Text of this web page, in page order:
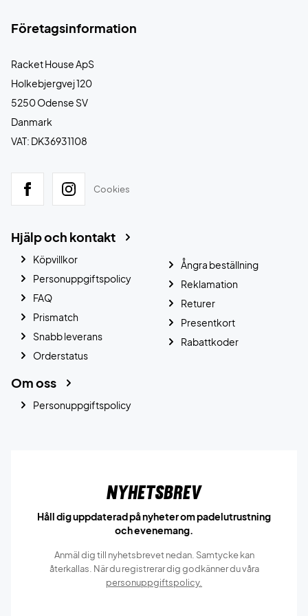
Företagsinformation
Racket House ApS
Holkebjergvej 120
5250 Odense SV
Danmark
VAT: DK36931108
Cookies
Hjälp och kontakt
Köpvillkor
Personuppgiftspolicy
FAQ
Prismatch
Snabb leverans
Orderstatus
Ångra beställning
Reklamation
Returer
Presentkort
Rabattkoder
Om oss
Personuppgiftspolicy
Nyhetsbrev
Håll dig uppdaterad på nyheter om padelutrustning
och evenemang.
Anmäl dig till nyhetsbrevet nedan. Samtycke kan
återkallas. När du registrerar dig godkänner du våra
personuppgiftspolicy.